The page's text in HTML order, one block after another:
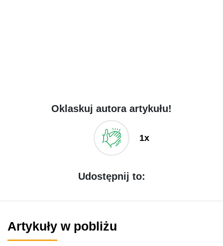
Oklaskuj autora artykułu!
1x
Udostępnij to:
Artykuły w pobliżu